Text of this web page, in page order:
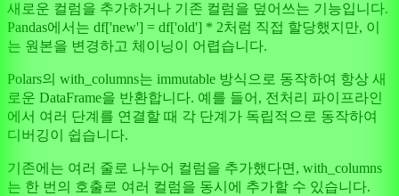
새로운 컬럼을 추가하거나 기존 컬럼을 덮어쓰는 기능입니다.
Pandas에서는 df['new'] = df['old'] * 2처럼 직접 할당했지만, 이
는 원본을 변경하고 체이닝이 어렵습니다.
Polars의 with_columns는 immutable 방식으로 동작하여 항상 새
로운 DataFrame을 반환합니다. 예를 들어, 전처리 파이프라인
에서 여러 단계를 연결할 때 각 단계가 독립적으로 동작하여
디버깅이 쉽습니다.
기존에는 여러 줄로 나누어 컬럼을 추가했다면, with_columns
는 한 번의 호출로 여러 컬럼을 동시에 추가할 수 있습니다.